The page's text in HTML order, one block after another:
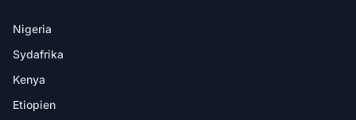
Nigeria
Sydafrika
Kenya
Etiopien